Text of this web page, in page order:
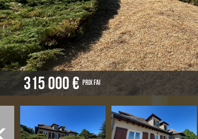
315 000 €Prix FAI